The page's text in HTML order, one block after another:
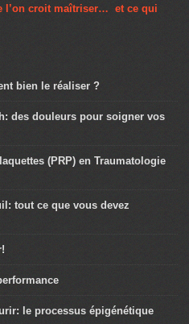
l’on croit maîtriser… et ce qui
bien le réaliser ?
des douleurs pour soigner vos
(PRP) en Traumatologie
tout ce que vous devez
le processus épigénétique